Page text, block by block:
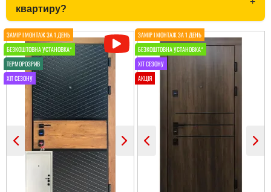
дуже багато і коштують
доступних грошей. ...
читати всі відгуки
Ігор
Дуже нам сподобався
варіант в будинок я
виглядає просто
шикарно та надійно,
встановили швидко за
декілька днів, нарікань
немає. ...
квартиру?